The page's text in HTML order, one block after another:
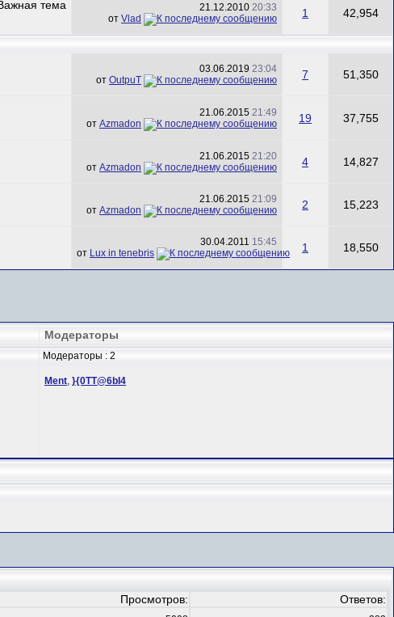
21.12.2010 20:33
от Vlad 1 42,954
03.06.2019 23:04
от OutpuT 7 51,350
21.06.2015 21:49
от Azmadon 19 37,755
21.06.2015 21:20
от Azmadon 4 14,827
21.06.2015 21:09
от Azmadon 2 15,223
30.04.2011 15:45
от Lux in tenebris 1 18,550
Модераторы
Модераторы : 2
Ment }{0TT@6bI4
Просмотров: Ответов: